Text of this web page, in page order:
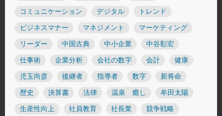
コミュニケーション デジタル トレンド
ビジネスマナー マネジメント マーケティング
リーダー 中国古典 中小企業 中谷彰宏
仕事術 企業分析 会社の数字 会計 健康
児玉尚彦 後継者 指導者 数字 新将命
歴史 決算書 法律 温泉 癒し 牟田太陽
生産性向上 社員教育 社長業 競争戦略